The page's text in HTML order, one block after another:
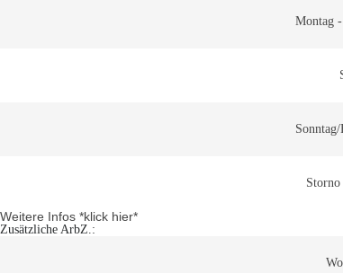
Montag
Weitere Infos *klick hier*
Zusätzliche ArbZ.: